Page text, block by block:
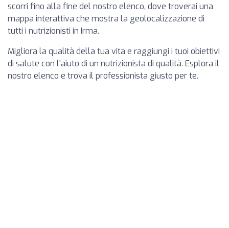
scorri fino alla fine del nostro elenco, dove troverai una
mappa interattiva che mostra la geolocalizzazione di
tutti i nutrizionisti in Irma.
Migliora la qualità della tua vita e raggiungi i tuoi obiettivi
di salute con l'aiuto di un nutrizionista di qualità. Esplora il
nostro elenco e trova il professionista giusto per te.